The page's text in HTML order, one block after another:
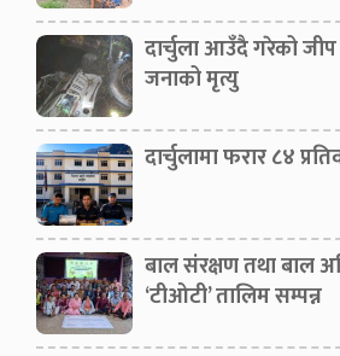
दार्चुला आउँदै गरेको जीप
जनाको मृत्यु
दार्चुलामा फरार ८४
बाल संरक्षण तथा बाल
‘टीओटी’ तालिम सम्पन्न